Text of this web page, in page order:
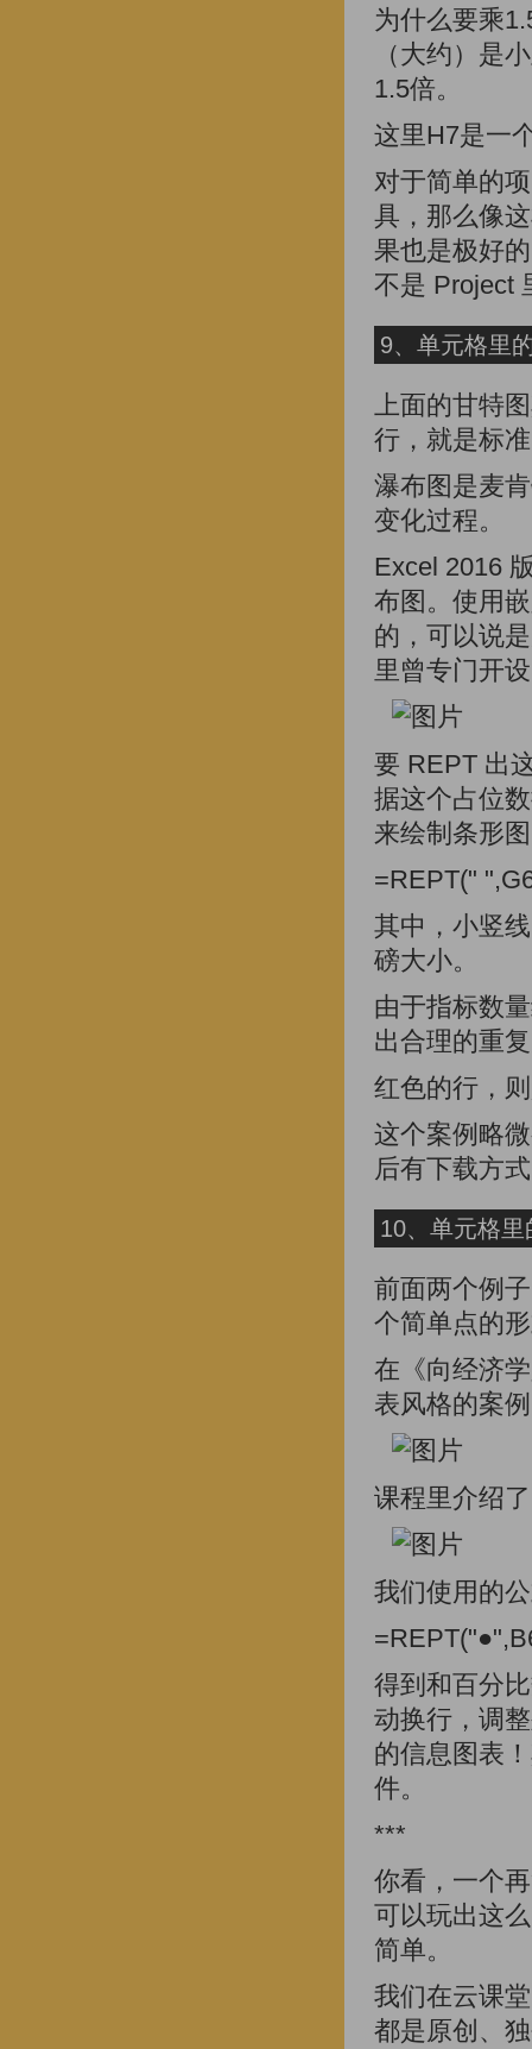
为什么要乘
（大约）是
1.5倍。
这里H7是一
对于简单的
具，那么像
果也是极好
不是 Project
9、单元格里
上面的甘特
行，就是标
瀑布图是麦
变化过程。
Excel 2016
布图。使用
的，可以说
里曾专门开
要 REPT 出
据这个占位
来绘制条形
=REPT("
其中，小竖
磅大小。
由于指标数
出合理的重
红色的行，
这个案例略
后有下载方
10、单元格
前面两个例
个简单点的
在《向经济
表风格的案
课程里介绍
我们使用的
得到和百分
动换行，调
的信息图表
件。
***
你看，一个
可以玩出这
简单。
我们在云课
都是原创、